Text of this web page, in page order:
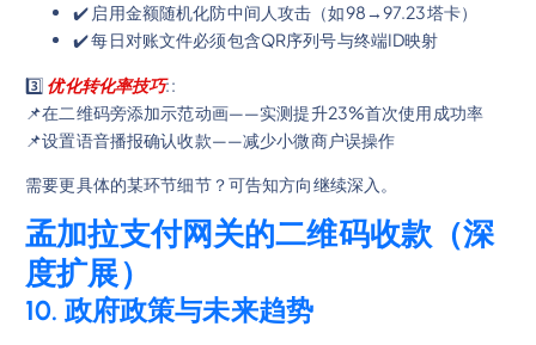
✔️ 启用金额随机化防中间人攻击（如98→97.23塔卡）
✔️ 每日对账文件必须包含QR序列号与终端ID映射
3️⃣ 优化转化率技巧::
📌在二维码旁添加示范动画——实测提升23%首次使用成功率
📌设置语音播报确认收款——减少小微商户误操作
需要更具体的某环节细节？可告知方向继续深入。
孟加拉支付网关的二维码收款（深
度扩展）
10. 政府政策与未来趋势